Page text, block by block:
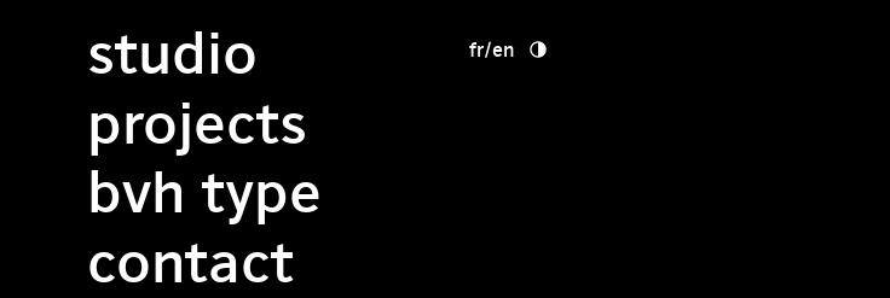
studio
projects
bvh type
contact
fr/en